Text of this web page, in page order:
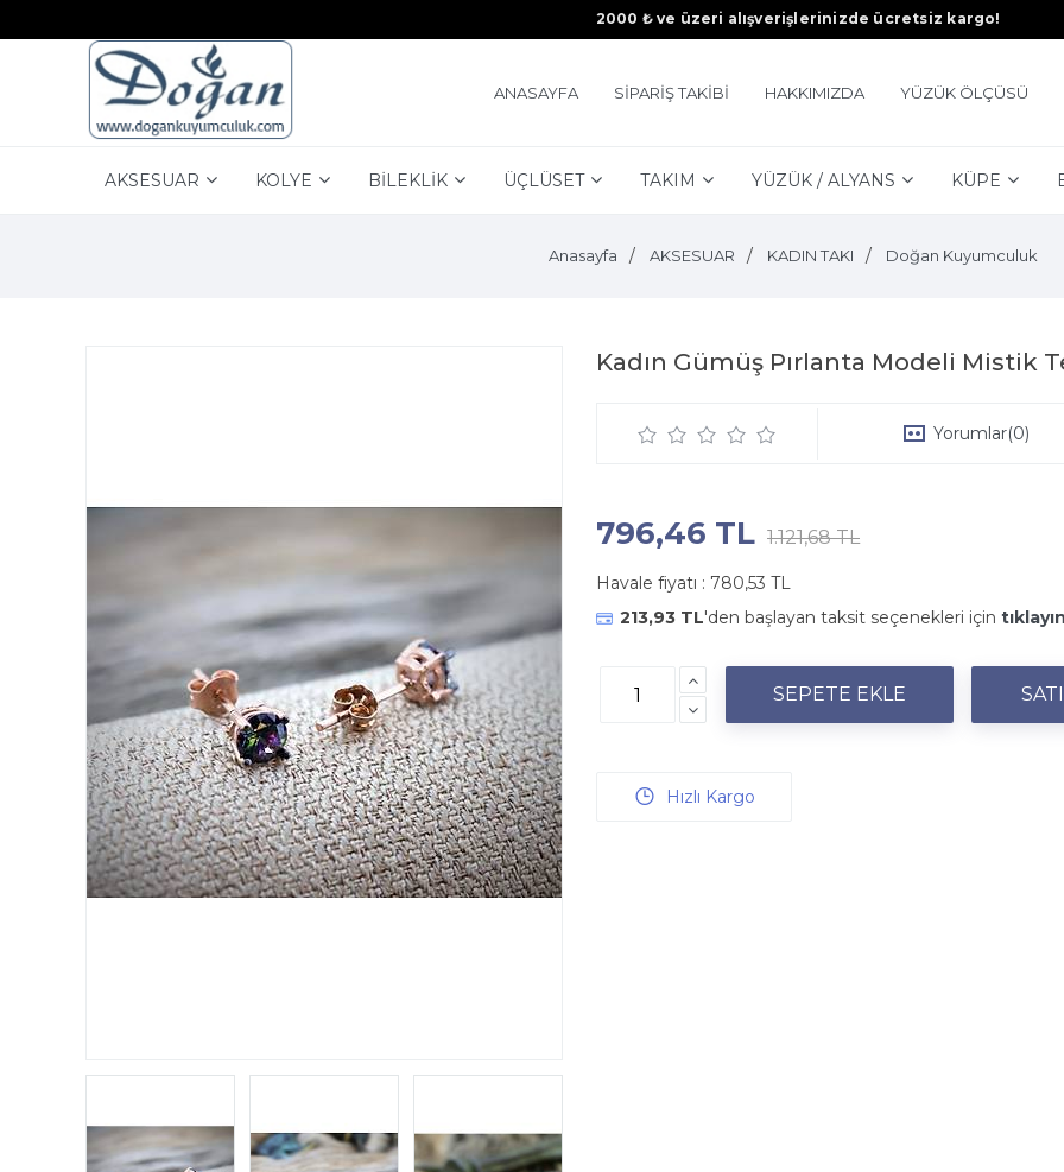
2000 ₺ ve üzeri alışverişlerinizde ücretsiz kargo!
ANASAYFA SİPARİŞ TAKİBİ HAKKIMIZDA YÜZÜK ÖLÇÜSÜ
AKSESUAR KOLYE BİLEKLİK ÜÇLÜSET TAKIM YÜZÜK / ALYANS KÜPE
Anasayfa AKSESUAR KADIN TAKI Doğan Kuyumculuk
Kadın Gümüş Pırlanta Modeli Mistik
Yorumlar(0)
796,46 TL 1.121,68 TL
Havale fiyatı : 780,53 TL
213,93 TL'den başlayan taksit seçenekleri için